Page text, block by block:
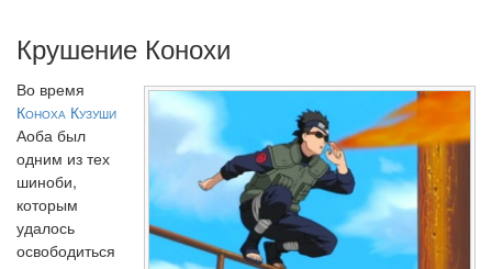
Крушение Конохи
Во время
Коноха Кузуши
Аоба был
одним из тех
шиноби,
которым
удалось
освободиться